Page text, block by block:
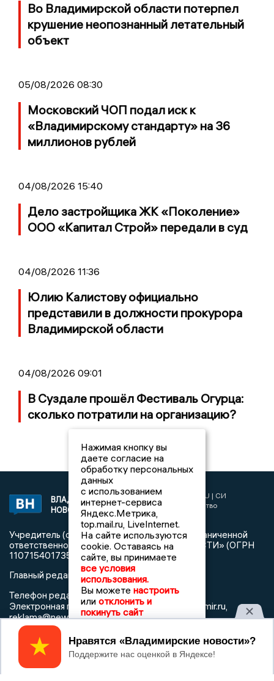
Во Владимирской области потерпел
крушение неопознанный летательный
объект
05/08/2026 08:30
Московский ЧОП подал иск к
«Владимирскому стандарту» на 36
миллионов рублей
04/08/2026 15:40
Дело застройщика ЖК «Поколение»
ООО «Капитал Строй» передали в суд
04/08/2026 11:36
Юлию Калистову официально
представили в должности прокурора
Владимирской области
04/08/2026 09:01
В Суздале прошёл Фестиваль Огурца:
сколько потратили на организацию?
ВЛАДИМИРСКИЕ
НОВОСТИ
2017 © NEWSVLADIMIR.RU | СИ
«Информационное агентство
Владимирские новости»
Учредитель (соучредители): Общество с ограниченной
ответственностью «РЕГИОНАЛЬНЫЕ НОВОСТИ» (ОГРН
1107154017354)
Главный редактор: Мазов С. А.
Телефон редакции:8 (4922) 666916
Электронная почта редакции:info@newsvladimir.ru,
reklama@newsvladimir.ru
Регистрационный номер: серия Эл № ФС77-78858 от 4
августа 2020 г. согласно выписке из реестра
зарегистрированных средств массовой информации
Нажимая кнопку вы
даете согласие на
обработку персональных
данных
с использованием
интернет-сервиса
Яндекс.Метрика,
top.mail.ru, LiveInternet.
На сайте используются
cookie. Оставаясь на
сайте, вы принимаете
все условия
использования.
Вы можете настроить
или отклонить и
покинуть сайт
Принять